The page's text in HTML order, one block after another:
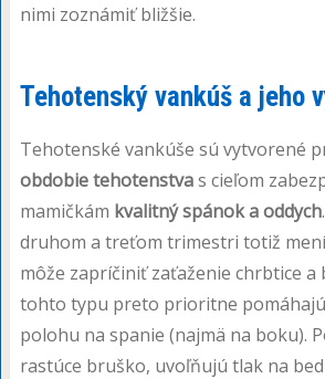
nimi zoznámiť bližšie.
Tehotenský vankúš a jeho
Tehotenské vankúše sú vytvorené
obdobie tehotenstvas cieľom
mamičkám kvalitný spánok a oddych
druhom a treťom trimestri totiž
môže zapríčiniť zaťaženie chrbtice a
tohto typu preto prioritne
polohu na spanie (najmä na boku).
rastúce bruško, uvoľňujú tlak na